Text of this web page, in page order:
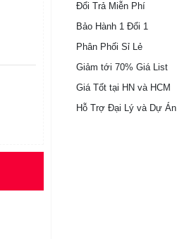
Đổi Trả Miễn Phí
Bảo Hành 1 Đổi 1
Phân Phối Sỉ Lẻ
Giảm tới 70% Giá List
Giá Tốt tại HN và HCM
Hỗ Trợ Đại Lý và Dự Án